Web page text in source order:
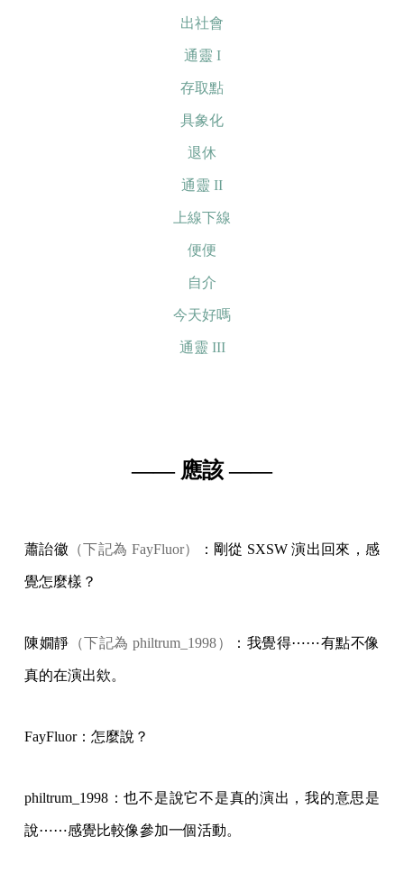
出社會
通靈 I
存取點
具象化
退休
通靈 II
上線下線
便便
自介
今天好嗎
通靈 III
—— 應該 ——
蕭詒徽 （下記為 FayFluor） ：剛從 SXSW 演出回來，感
覺怎麼樣？
陳嫺靜 （下記為 philtrum_1998） ：我覺得⋯⋯有點不像
真的在演出欸。
FayFluor：怎麼說？
philtrum_1998：也不是說它不是真的演出，我的意思是
說⋯⋯感覺比較像參加一個活動。